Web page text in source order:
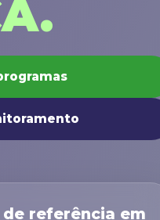
referência em